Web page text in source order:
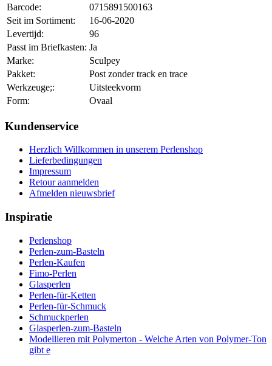
Barcode:
0715891500163
Seit im Sortiment:
16-06-2020
Levertijd:
96
Passt im Briefkasten: Ja
Marke:
Sculpey
Pakket:
Post zonder track en trace
Werkzeuge;:
Uitsteekvorm
Form:
Ovaal
Kundenservice
Herzlich Willkommen in unserem Perlenshop
Lieferbedingungen
Impressum
Retour aanmelden
Afmelden nieuwsbrief
Inspiratie
Perlenshop
Perlen-zum-Basteln
Perlen-Kaufen
Fimo-Perlen
Glasperlen
Perlen-für-Ketten
Perlen-für-Schmuck
Schmuckperlen
Glasperlen-zum-Basteln
Modellieren mit Polymerton - Welche Arten von Polymer-Ton
gibt e